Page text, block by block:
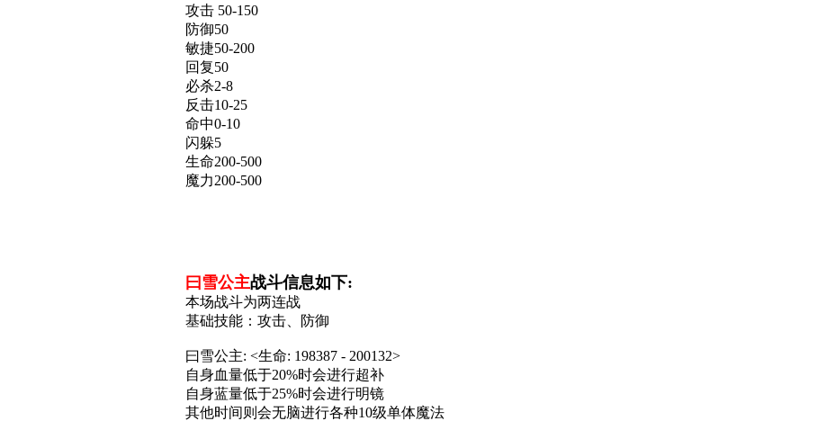
攻击 50-150
防御50
敏捷50-200
回复50
必杀2-8
反击10-25
命中0-10
闪躲5
生命200-500
魔力200-500
曰雪公主战斗信息如下:
本场战斗为两连战
基础技能：攻击、防御
曰雪公主: <生命: 198387 - 200132>
自身血量低于20%时会进行超补
自身蓝量低于25%时会进行明镜
其他时间则会无脑进行各种10级单体魔法